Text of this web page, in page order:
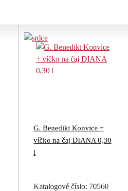
G. Benedikt Konvice +
víčko na čaj DIANA 0,30
l
Katalogové číslo: 70560